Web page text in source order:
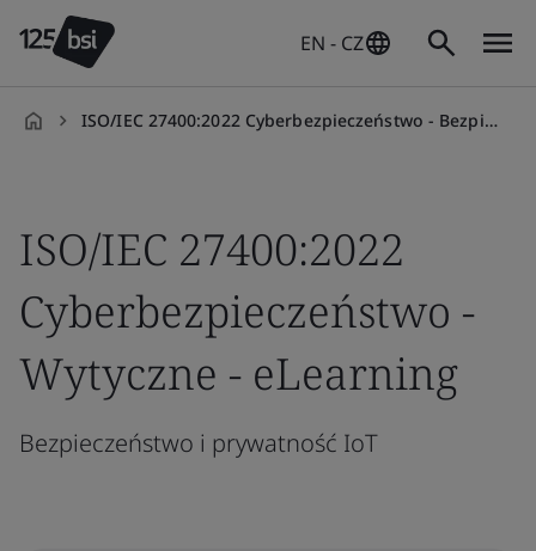
EN - CZ
ISO/IEC 27400:2022 Cyberbezpieczeństwo - Bezpieczeństwo i prywatność IoT - wytyczne - kurs e-Learningowy
ISO/IEC 27400:2022
Cyberbezpieczeństwo -
Wytyczne - eLearning
Bezpieczeństwo i prywatność IoT